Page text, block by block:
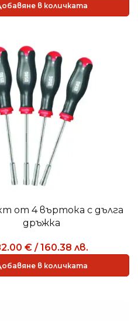
в количката
от 4 въртока с дълга
дръжка
€ / 160.38 лв.
в количката